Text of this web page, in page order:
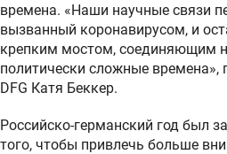
времена. «Наши научные связи
вызванный коронавирусом, и
крепким мостом, соединяющим
политически сложные времена»,
DFG Катя Беккер.
Российско-германский год был
того, чтобы привлечь больше